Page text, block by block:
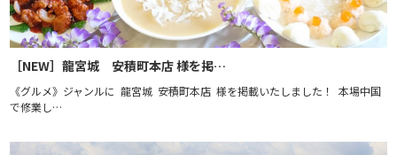
［NEW］龍宮城 安積町本店 様を掲…
《グルメ》ジャンルに 龍宮城 安積町本店 様を掲載いたしました！ 本場中国
で修業し…